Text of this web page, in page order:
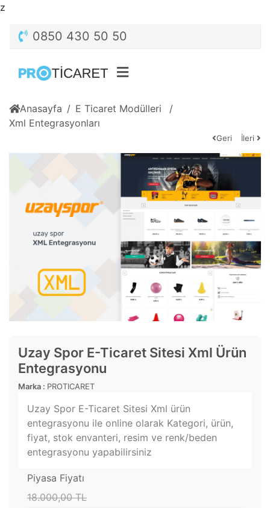
z
0850 430 50 50
Anasayfa
E Ticaret Modülleri
Xml Entegrasyonları
Geri İleri
Uzay Spor E-Ticaret Sitesi Xml Ürün
Entegrasyonu
Marka : PROTICARET
Uzay Spor E-Ticaret Sitesi Xml ürün
entegrasyonu ile online olarak Kategori, ürün,
fiyat, stok envanteri, resim ve renk/beden
entegrasyonu yapabilirsiniz
Piyasa Fiyatı
18.000,00 TL